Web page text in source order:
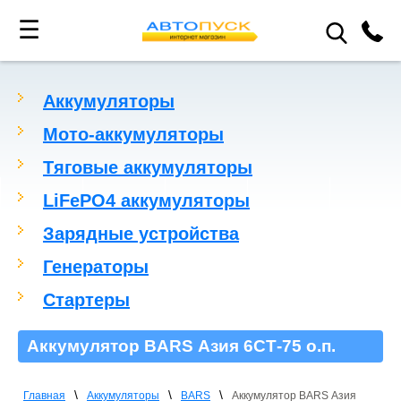
☰
Аккумуляторы
Мото-аккумуляторы
Тяговые аккумуляторы
LiFePO4 аккумуляторы
Зарядные устройства
Генераторы
Стартеры
Аккумулятор BARS Азия 6СТ-75 о.п.
Главная \ Аккумуляторы \ BARS \ Аккумулятор BARS Азия